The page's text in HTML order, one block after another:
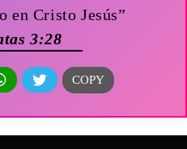
en Cristo Jesús”
3:28